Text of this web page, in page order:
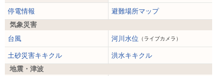
停電情報
避難場所マップ
気象災害
台風
河川水位 （ライブカメラ）
土砂災害キキクル
洪水キキクル
地震・津波